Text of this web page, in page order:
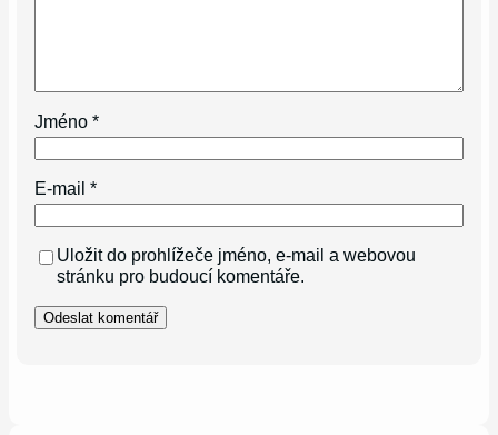
Jméno*
E-mail*
Uložit do prohlížeče jméno, e-mail a webovou
stránku pro budoucí komentáře.